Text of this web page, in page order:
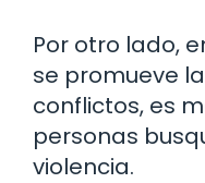
Por otro lado,
se promueve
conflictos, es
personas
violencia.